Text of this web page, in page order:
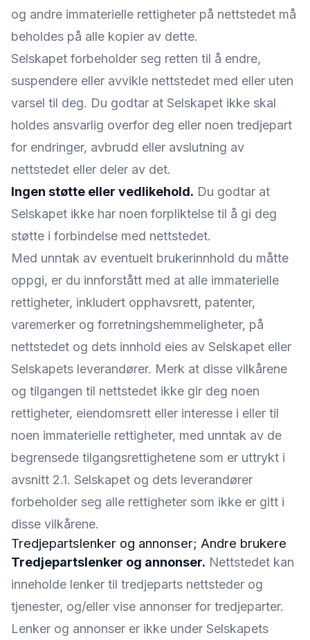
og andre immaterielle rettigheter på nettstedet må
beholdes på alle kopier av dette.
Selskapet forbeholder seg retten til å endre,
suspendere eller avvikle nettstedet med eller uten
varsel til deg. Du godtar at Selskapet ikke skal
holdes ansvarlig overfor deg eller noen tredjepart
for endringer, avbrudd eller avslutning av
nettstedet eller deler av det.
Ingen støtte eller vedlikehold. Du godtar at
Selskapet ikke har noen forpliktelse til å gi deg
støtte i forbindelse med nettstedet.
Med unntak av eventuelt brukerinnhold du måtte
oppgi, er du innforstått med at alle immaterielle
rettigheter, inkludert opphavsrett, patenter,
varemerker og forretningshemmeligheter, på
nettstedet og dets innhold eies av Selskapet eller
Selskapets leverandører. Merk at disse vilkårene
og tilgangen til nettstedet ikke gir deg noen
rettigheter, eiendomsrett eller interesse i eller til
noen immaterielle rettigheter, med unntak av de
begrensede tilgangsrettighetene som er uttrykt i
avsnitt 2.1. Selskapet og dets leverandører
forbeholder seg alle rettigheter som ikke er gitt i
disse vilkårene.
Tredjepartslenker og annonser; Andre brukere
Tredjepartslenker og annonser. Nettstedet kan
inneholde lenker til tredjeparts nettsteder og
tjenester, og/eller vise annonser for tredjeparter.
Lenker og annonser er ikke under Selskapets